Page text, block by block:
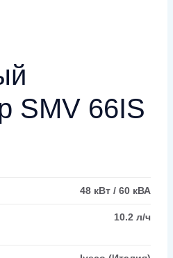
SMV 66IS
48 кВт / 60 кВА
10.2 л/ч